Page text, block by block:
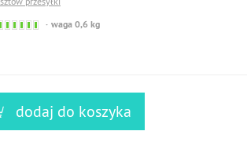
Sofort
waga 0,6 kg
dodaj do koszyka